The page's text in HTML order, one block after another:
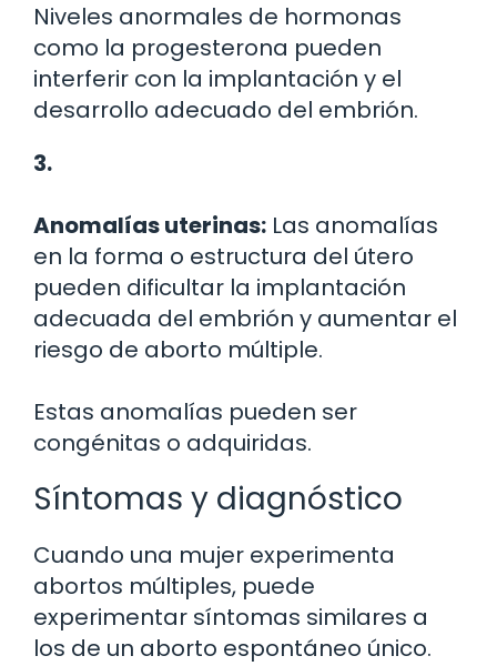
Niveles anormales de hormonas
como la progesterona pueden
interferir con la implantación y el
desarrollo adecuado del embrión.
3.
Anomalías uterinas: Las anomalías
en la forma o estructura del útero
pueden dificultar la implantación
adecuada del embrión y aumentar el
riesgo de aborto múltiple.
Estas anomalías pueden ser
congénitas o adquiridas.
Síntomas y diagnóstico
Cuando una mujer experimenta
abortos múltiples, puede
experimentar síntomas similares a
los de un aborto espontáneo único.